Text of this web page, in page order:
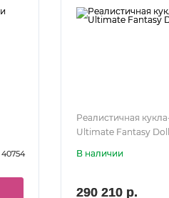
40754
Реалистичная
Ultimate Fantasy
В наличии
290 210 р.